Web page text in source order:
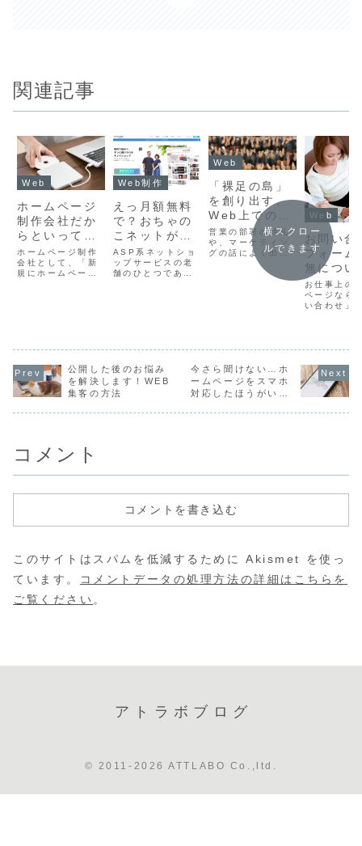
関連記事
Web
ホームページ
制作会社だか
らといって
「作ったほう
がいいです
よ」ではイケ
ホームページ制作
会社として、「新
規にホームページ
よ」とは言ってく
れません。それは
デザイン的な好み
だったり、ご予算
Web制作
えっ月額無料
で？おちゃの
こネットがス
タートアップ
プランをスタ
ート！
ASP系ネットショ
ップサービスの老
舗のひとつである
て、以前のイメー
ジからだいぶ変わ
ったなぁ…。
Web
「裸足の島」
を創り出す、
Web上でのマ
ーケティング
営業の部署の朝礼
や、マーケティン
グの話によく出て
くる「裸足の島」
の話、ご存知です
Web
お問い合
フォーム
無につい
えること
いです。
お仕事上の
ページなら
い合わせ」
コンタクト
しょうか？
フォームか
ょうか？お
横スクロー
ルできます
公開した後のお悩み
を解決します！WEB
集客の方法
今さら聞けない…ホ
ームページをスマホ
対応したほうがいい
コメント
コメントを書き込む
このサイトはスパムを低減するために Akismet を使っ
ています。
コメントデータの処理方法の詳細はこちらを
ご覧ください 。
アトラボブログ
© 2011-2026 ATTLABO Co.,ltd.